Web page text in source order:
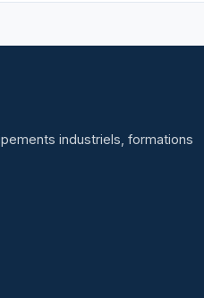
industriels, formations